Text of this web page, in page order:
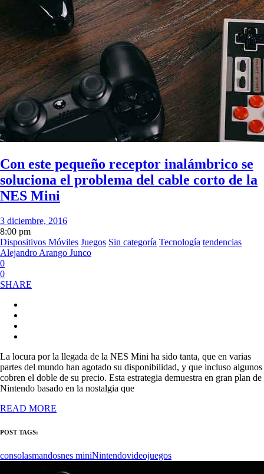
Con este pequeño receptor inalámbrico se
soluciona el problema del cable corto de la
NES Mini
3 diciembre, 2016
8:00 pm
Dispositivos Móviles Juegos Sin categoría Tecnología tendencias
Alejandro Arango Junco
0
0
SHARE
La locura por la llegada de la NES Mini ha sido tanta, que en varias
partes del mundo han agotado su disponibilidad, y que incluso algunos
cobren el doble de su precio. Esta estrategia demuestra en gran plan de
Nintendo basado en la nostalgia que
READ MORE
POST TAGS:
consolasmandosnes miniNintendovideojuegos